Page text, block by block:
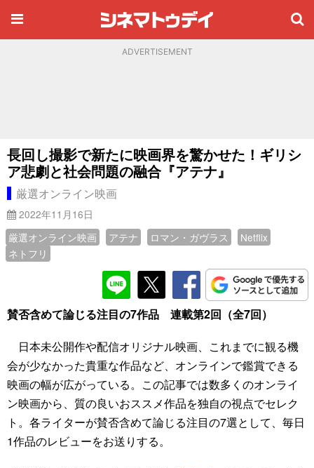
ADVERTISEMENT
長回し撮影で新たに映画界を驚かせた！ギリシ
ア悲劇と社会問題の融合『アテナ』
厳選オンライン映画
2022年11月16日
厳選オンライン映画
アテナ ロマン・ガヴラス
Netflix
ネトフリ
賛否含めて論じる注目の7作品 連載第2回（全7回）
日本未公開作や配信オリジナル映画、これまでに観る機
会が少なかった貴重な作品など、オンラインで鑑賞できる
映画の幅が広がっている。この記事では数多くのオンライ
ン映画から、質の良いおススメ作品を独自の視点でセレク
ト。各ライターが賛否含めて論じる注目の7選として、毎日
1作品のレビューをお送りする。